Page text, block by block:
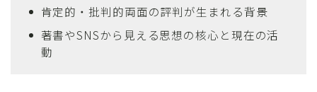
肯定的・批判的両面の評判が生まれる背景
著書やSNSから見える思想の核心と現在の活
動